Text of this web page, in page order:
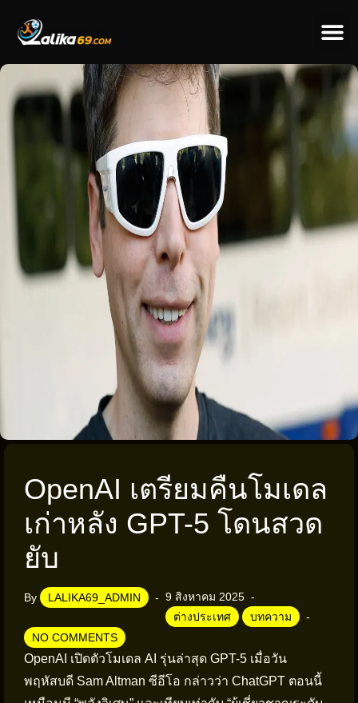
OpenAI เตรียมคืนโมเดล
เก่าหลัง GPT-5 โดนสวด
ยับ
By LALIKA69_ADMIN
9 สิงหาคม 2025
ต่างประเทศ
บทความ
NO COMMENTS
OpenAI เปิดตัวโมเดล AI รุ่นล่าสุด GPT-5 เมื่อวัน
พฤหัสบดี Sam Altman ซีอีโอ กล่าวว่า ChatGPT ตอนนี้